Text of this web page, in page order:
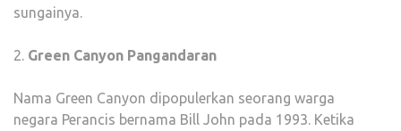
sungainya.
2. Green Canyon Pangandaran
Nama Green Canyon dipopulerkan seorang warga
negara Perancis bernama Bill John pada 1993. Ketika